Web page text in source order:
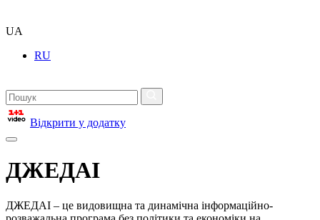
UA
RU
Відкрити у додатку
ДЖЕДАІ
ДЖЕДАІ – це видовищна та динамічна інформаційно-